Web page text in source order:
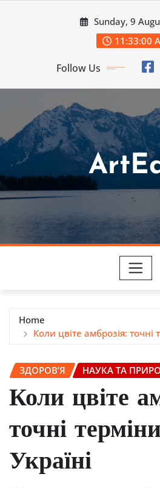
Sunday, 9
11:33:01
Follow Us
Home
Коли цвіте амброзія: точні
ЗДОРОВ’Я НАУКА ТА
Коли цвіте
точні
Україні